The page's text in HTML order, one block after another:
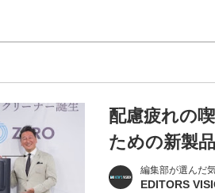
配慮疲れの
ための新製
編集部が選んだ
EDITORS